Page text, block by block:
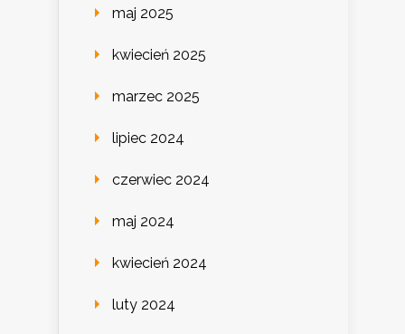
maj 2025
kwiecień 2025
marzec 2025
lipiec 2024
czerwiec 2024
maj 2024
kwiecień 2024
luty 2024